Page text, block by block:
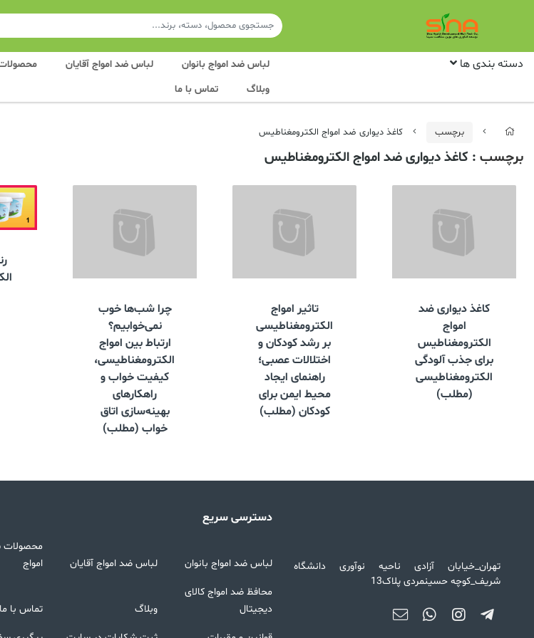
دسته بندی ها لباس ضد امواج بانوان لباس ضد امواج آقایان
وبلاگ
تماس با ما
برچسب کاغذ دیواری ضد امواج الکترومغناطیس
برچسب : کاغذ دیواری ضد امواج الکترومغناطیس
کاغذ دیواری ضد
امواج
الکترومغناطیس
برای جذب آلودگی
الکترومغناطیسی
(مطلب)
تاثیر امواج
الکترومغناطیسی
بر رشد کودکان و
اختلالات عصبی؛
راهنمای ایجاد
محیط ایمن برای
کودکان (مطلب)
چرا شب‌ها خوب
نمی‌خوابیم؟
ارتباط بین امواج
الکترومغناطیسی،
کیفیت خواب و
راهکارهای
بهینه‌سازی اتاق
خواب (مطلب)
تهران_خیابان آزادی ناحیه نوآوری دانشگاه
شریف_کوچه حسینمردی پلاک13
دسترسی سریع
لباس ضد امواج بانوان لباس ضد امواج آقایان
محصولات
امواج
محافظ ضد امواج کالای
دیجیتال
وبلاگ تماس با ما